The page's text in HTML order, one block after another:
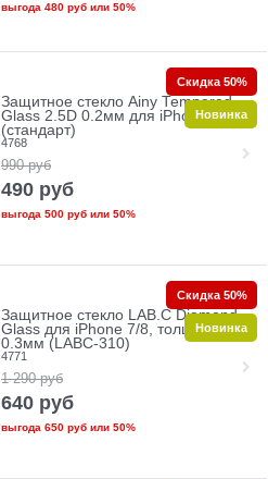
выгода 480 рубили 50%
Защитное стекло Ainy Tempered
Glass 2.5D 0.2мм для iPhone 7/8
(стандарт)
4768
990 руб
490 руб
выгода 500 рубили 50%
Скидка 50%
Новинка
Защитное стекло LAB.C Diamond
Glass для iPhone 7/8, толщина
0.3мм (LABC-310)
4771
1 290 руб
640 руб
выгода 650 рубили 50%
Скидка 50%
Новинка